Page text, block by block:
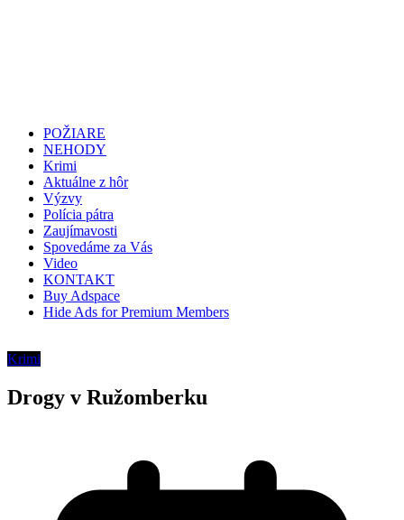
POŽIARE
NEHODY
Krimi
Aktuálne z hôr
Výzvy
Polícia pátra
Zaujímavosti
Spovedáme za Vás
Video
KONTAKT
Buy Adspace
Hide Ads for Premium Members
Krimi
Drogy v Ružomberku